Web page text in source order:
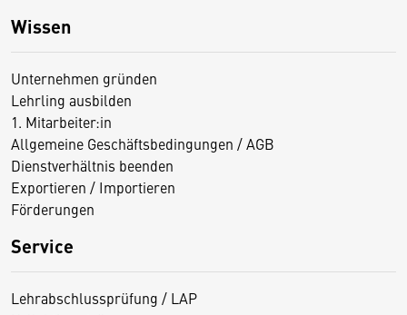
Wissen
Unternehmen gründen
Lehrling ausbilden
1. Mitarbeiter:in
Allgemeine Geschäftsbedingungen / AGB
Dienstverhältnis beenden
Exportieren / Importieren
Förderungen
Service
Lehrabschlussprüfung / LAP